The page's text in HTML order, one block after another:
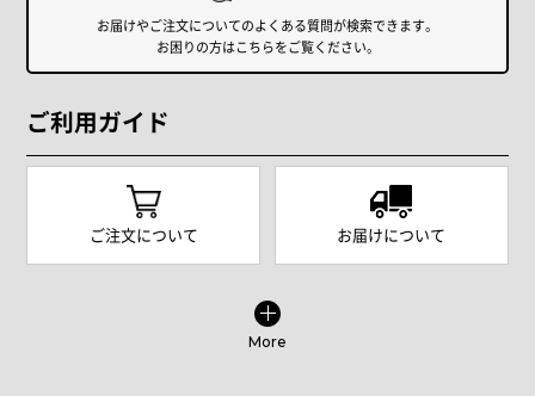
お届けやご注文についてのよくある質問が検索できます。
お困りの方はこちらをご覧ください。
ご利用ガイド
ご注文について お届けについて
More